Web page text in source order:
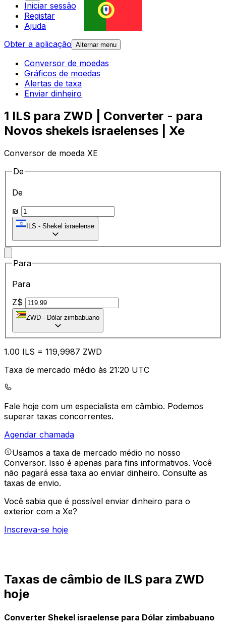
Iniciar sessão
Registar
Ajuda
Obter a aplicação Alternar menu
Conversor de moedas
Gráficos de moedas
Alertas de taxa
Enviar dinheiro
1 ILS para ZWD | Converter - para
Novos shekels israelenses | Xe
Conversor de moeda XE
De
De
₪
ILS - Shekel israelense
Para
Para
Z$
ZWD - Dólar zimbabuano
1.00 ILS = 119,9987 ZWD
Taxa de mercado médio às 21:20 UTC
Fale hoje com um especialista em câmbio. Podemos
superar taxas concorrentes.
Agendar chamada
Usamos a taxa de mercado médio no nosso
Conversor. Isso é apenas para fins informativos. Você
não pagará essa taxa ao enviar dinheiro. Consulte as
taxas de envio.
Você sabia que é possível enviar dinheiro para o
exterior com a Xe?
Inscreva-se hoje
Taxas de câmbio de ILS para ZWD
hoje
Converter Shekel israelense para Dólar zimbabuano